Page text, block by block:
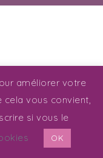
améliorer votre
cela vous convient,
si vous le
OK